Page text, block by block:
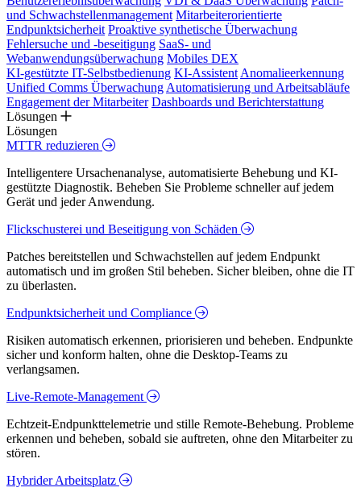
und Schwachstellenmanagement Mitarbeiterorientierte
Endpunktsicherheit Proaktive synthetische Überwachung
Fehlersuche und -beseitigung SaaS- und
Webanwendungsüberwachung Mobiles DEX
KI-gestützte IT-Selbstbedienung KI-Assistent Anomalieerkennung
Unified Comms Überwachung Automatisierung und Arbeitsabläufe
Engagement der Mitarbeiter Dashboards und Berichterstattung
Lösungen
Lösungen
MTTR reduzieren
Intelligentere Ursachenanalyse, automatisierte Behebung und KI-
gestützte Diagnostik. Beheben Sie Probleme schneller auf jedem
Gerät und jeder Anwendung.
Flickschusterei und Beseitigung von Schäden
Patches bereitstellen und Schwachstellen auf jedem Endpunkt
automatisch und im großen Stil beheben. Sicher bleiben, ohne die IT
zu überlasten.
Endpunktsicherheit und Compliance
Risiken automatisch erkennen, priorisieren und beheben. Endpunkte
sicher und konform halten, ohne die Desktop-Teams zu
verlangsamen.
Live-Remote-Management
Echtzeit-Endpunkttelemetrie und stille Remote-Behebung. Probleme
erkennen und beheben, sobald sie auftreten, ohne den Mitarbeiter zu
stören.
Hybrider Arbeitsplatz